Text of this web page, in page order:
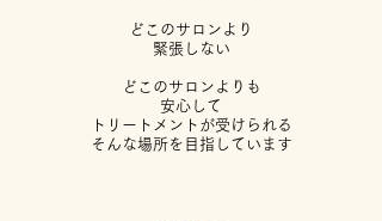
どこのサロンより
緊張しない
どこのサロンよりも
安心して
トリートメントが受けられる
​そんな場所を目指しています